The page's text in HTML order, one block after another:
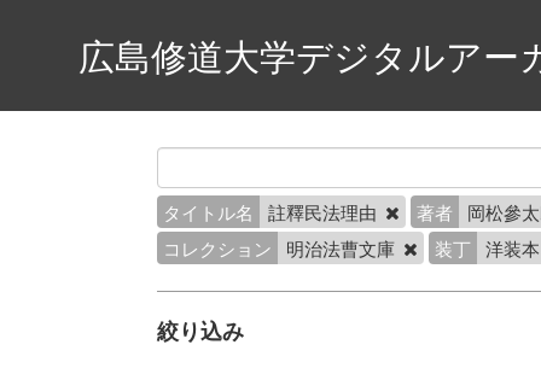
広島修道大学デジタルアー
タイトル名 註釋民法理由 著者
岡松參
コレクション
明治法曹文庫 装丁 洋装
絞り込み